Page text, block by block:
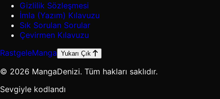
Gizlilik Sözleşmesi
İmla (Yazım) Kılavuzu
Sık Sorulan Sorular
Çevirmen Kılavuzu
RastgeleManga Yukarı Çık
© 2026 MangaDenizi. Tüm hakları saklıdır.
Sevgiyle kodlandı